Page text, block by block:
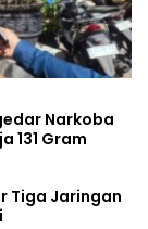
Narkoba
131 Gram
Tiga Jaringan